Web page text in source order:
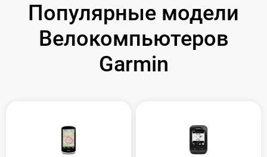
Популярные модели
Велокомпьютеров
Garmin